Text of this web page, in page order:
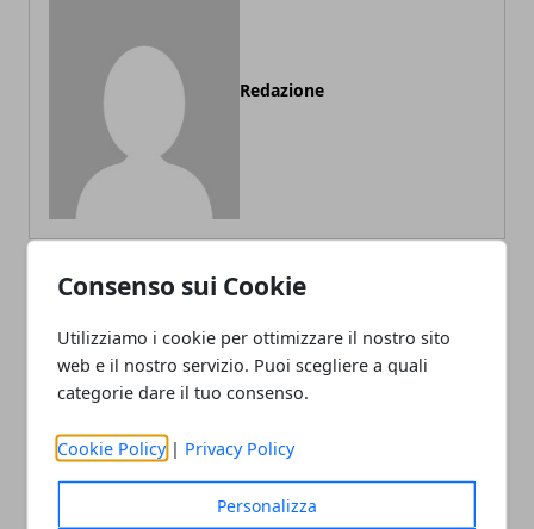
Consenso sui Cookie
Utilizziamo i cookie per ottimizzare il nostro sito
web e il nostro servizio. Puoi scegliere a quali
categorie dare il tuo consenso.
Cookie Policy | Privacy Policy
Personalizza
Redazione